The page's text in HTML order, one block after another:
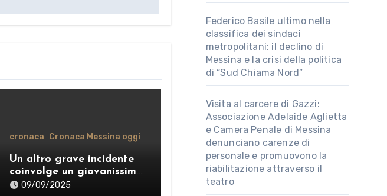
cronaca Cronaca Messina oggi
Un altro grave incidente
coinvolge un giovanissimo
sul monopattino sulle
09/09/2025
Federico Basile ultimo nella
classifica dei sindaci
metropolitani: il declino di
Messina e la crisi della politica
di “Sud Chiama Nord”
Visita al carcere di Gazzi:
Associazione Adelaide Aglietta
e Camera Penale di Messina
denunciano carenze di
personale e promuovono la
riabilitazione attraverso il
teatro